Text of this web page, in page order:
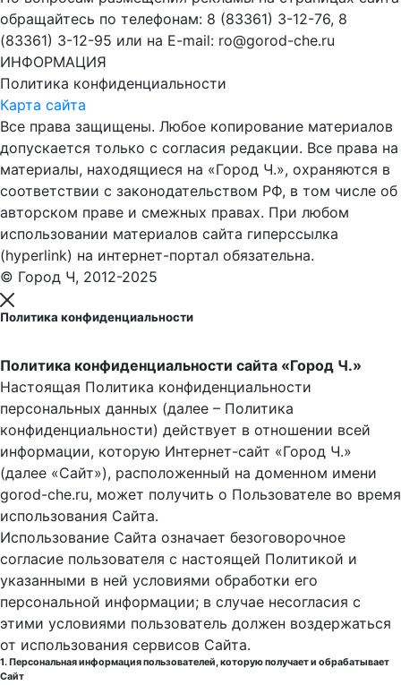
обращайтесь по телефонам: 8 (83361) 3-12-76, 8
(83361) 3-12-95 или на E-mail: ro@gorod-che.ru
ИНФОРМАЦИЯ
Политика конфиденциальности
Карта сайта
Все права защищены. Любое копирование материалов
допускается только с согласия редакции. Все права на
материалы, находящиеся на «Город Ч.», охраняются в
соответствии с законодательством РФ, в том числе об
авторском праве и смежных правах. При любом
использовании материалов сайта гиперссылка
(hyperlink) на интернет-портал обязательна.
© Город Ч, 2012-2025
Политика конфиденциальности
Политика конфиденциальности сайта «Город Ч.»
Настоящая Политика конфиденциальности
персональных данных (далее – Политика
конфиденциальности) действует в отношении всей
информации, которую Интернет-сайт «Город Ч.»
(далее «Сайт»), расположенный на доменном имени
gorod-che.ru, может получить о Пользователе во время
использования Cайта.
Использование Сайта означает безоговорочное
согласие пользователя с настоящей Политикой и
указанными в ней условиями обработки его
персональной информации; в случае несогласия с
этими условиями пользователь должен воздержаться
от использования сервисов Сайта.
1. Персональная информация пользователей, которую получает и обрабатывает
Сайт